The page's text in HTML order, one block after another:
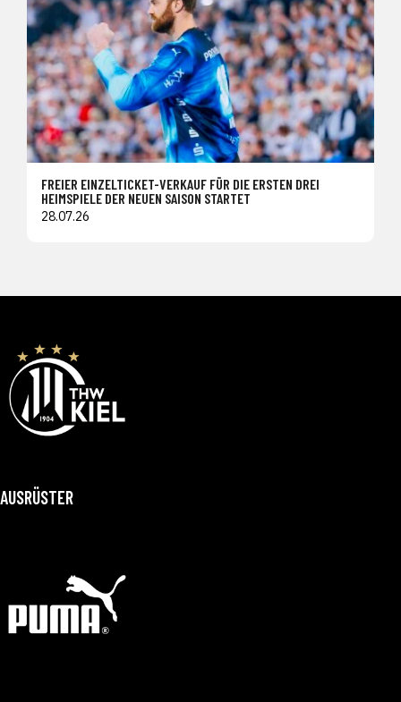
FREIER EINZELTICKET-VERKAUF FÜR DIE ERSTEN DREI
HEIMSPIELE DER NEUEN SAISON STARTET
28.07.26
AUSRÜSTER